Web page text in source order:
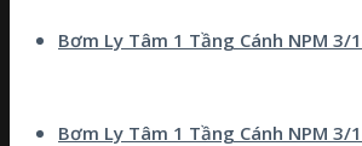
Bơm Ly Tâm 1 Tầng Cánh NPM 3/
Bơm Ly Tâm 1 Tầng Cánh NPM 3/